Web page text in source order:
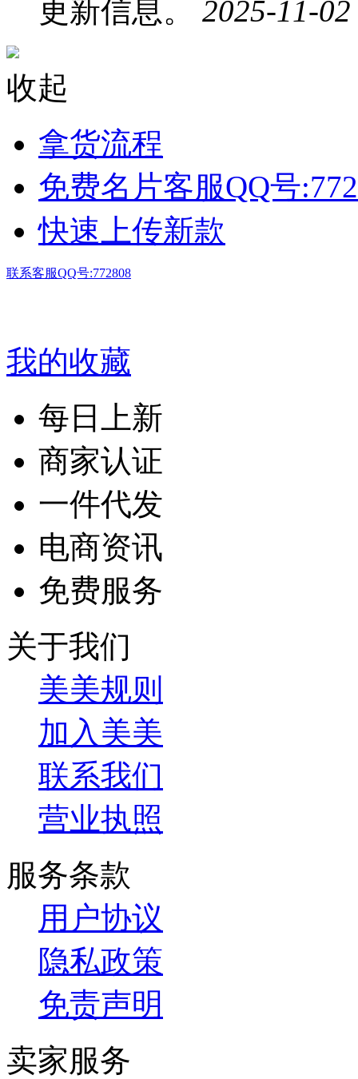
更新信息。 2025-11-
收起
拿货流程
免费名片客服QQ号
快速上传新款
联系客服QQ号:772808
我的收藏
每日上新
商家认证
一件代发
电商资讯
免费服务
关于我们
美美规则
加入美美
联系我们
营业执照
服务条款
用户协议
隐私政策
免责声明
卖家服务